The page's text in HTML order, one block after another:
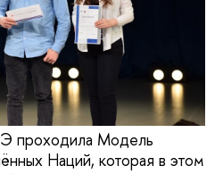
проходила Модель
Наций, которая в этом